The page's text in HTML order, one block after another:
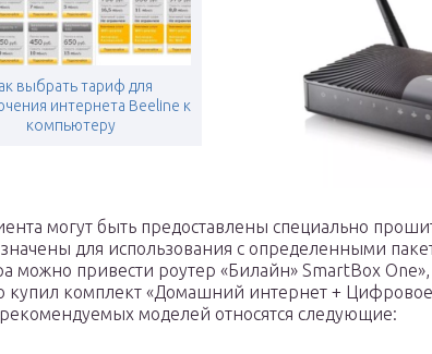
выбрать тариф для
интернета Beeline к
компьютеру
могут быть предоставлены специально
для использования с определенными
можно привести роутер «Билайн» SmartBox
купил комплект «Домашний интернет +
моделей относятся следующие: